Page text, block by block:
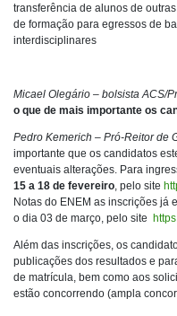
transferência de alunos de
de formação para egressos de
interdisciplinares
Micael Olegário – bolsista ACS/
o que de mais importante os
Pedro Kemerich – Pró-Reitor de
importante que os candidatos
eventuais alterações. Para
15 a 18 de fevereiro, pelo site
Notas do ENEM as inscrições já
o dia 03 de março, pelo site
Além das inscrições, os
publicações dos resultados e
de matrícula, bem como aos
estão concorrendo (ampla